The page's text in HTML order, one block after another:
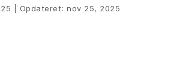
Opdateret: nov 25, 2025